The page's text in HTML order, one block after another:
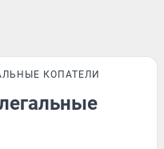
КОПАТЕЛИ